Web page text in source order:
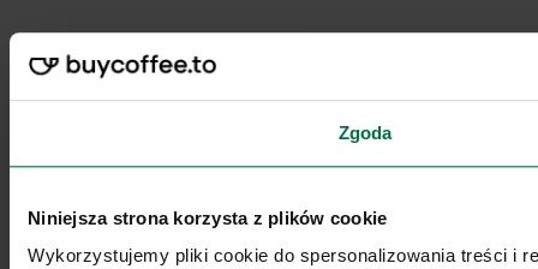
Zgoda
Niniejsza strona korzysta z plików cookie
Wykorzystujemy pliki cookie do spersonalizowania treści i